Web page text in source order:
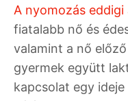
A nyomozás
fiatalabb nő és
valamint a nő
gyermek együtt
kapcsolat egy